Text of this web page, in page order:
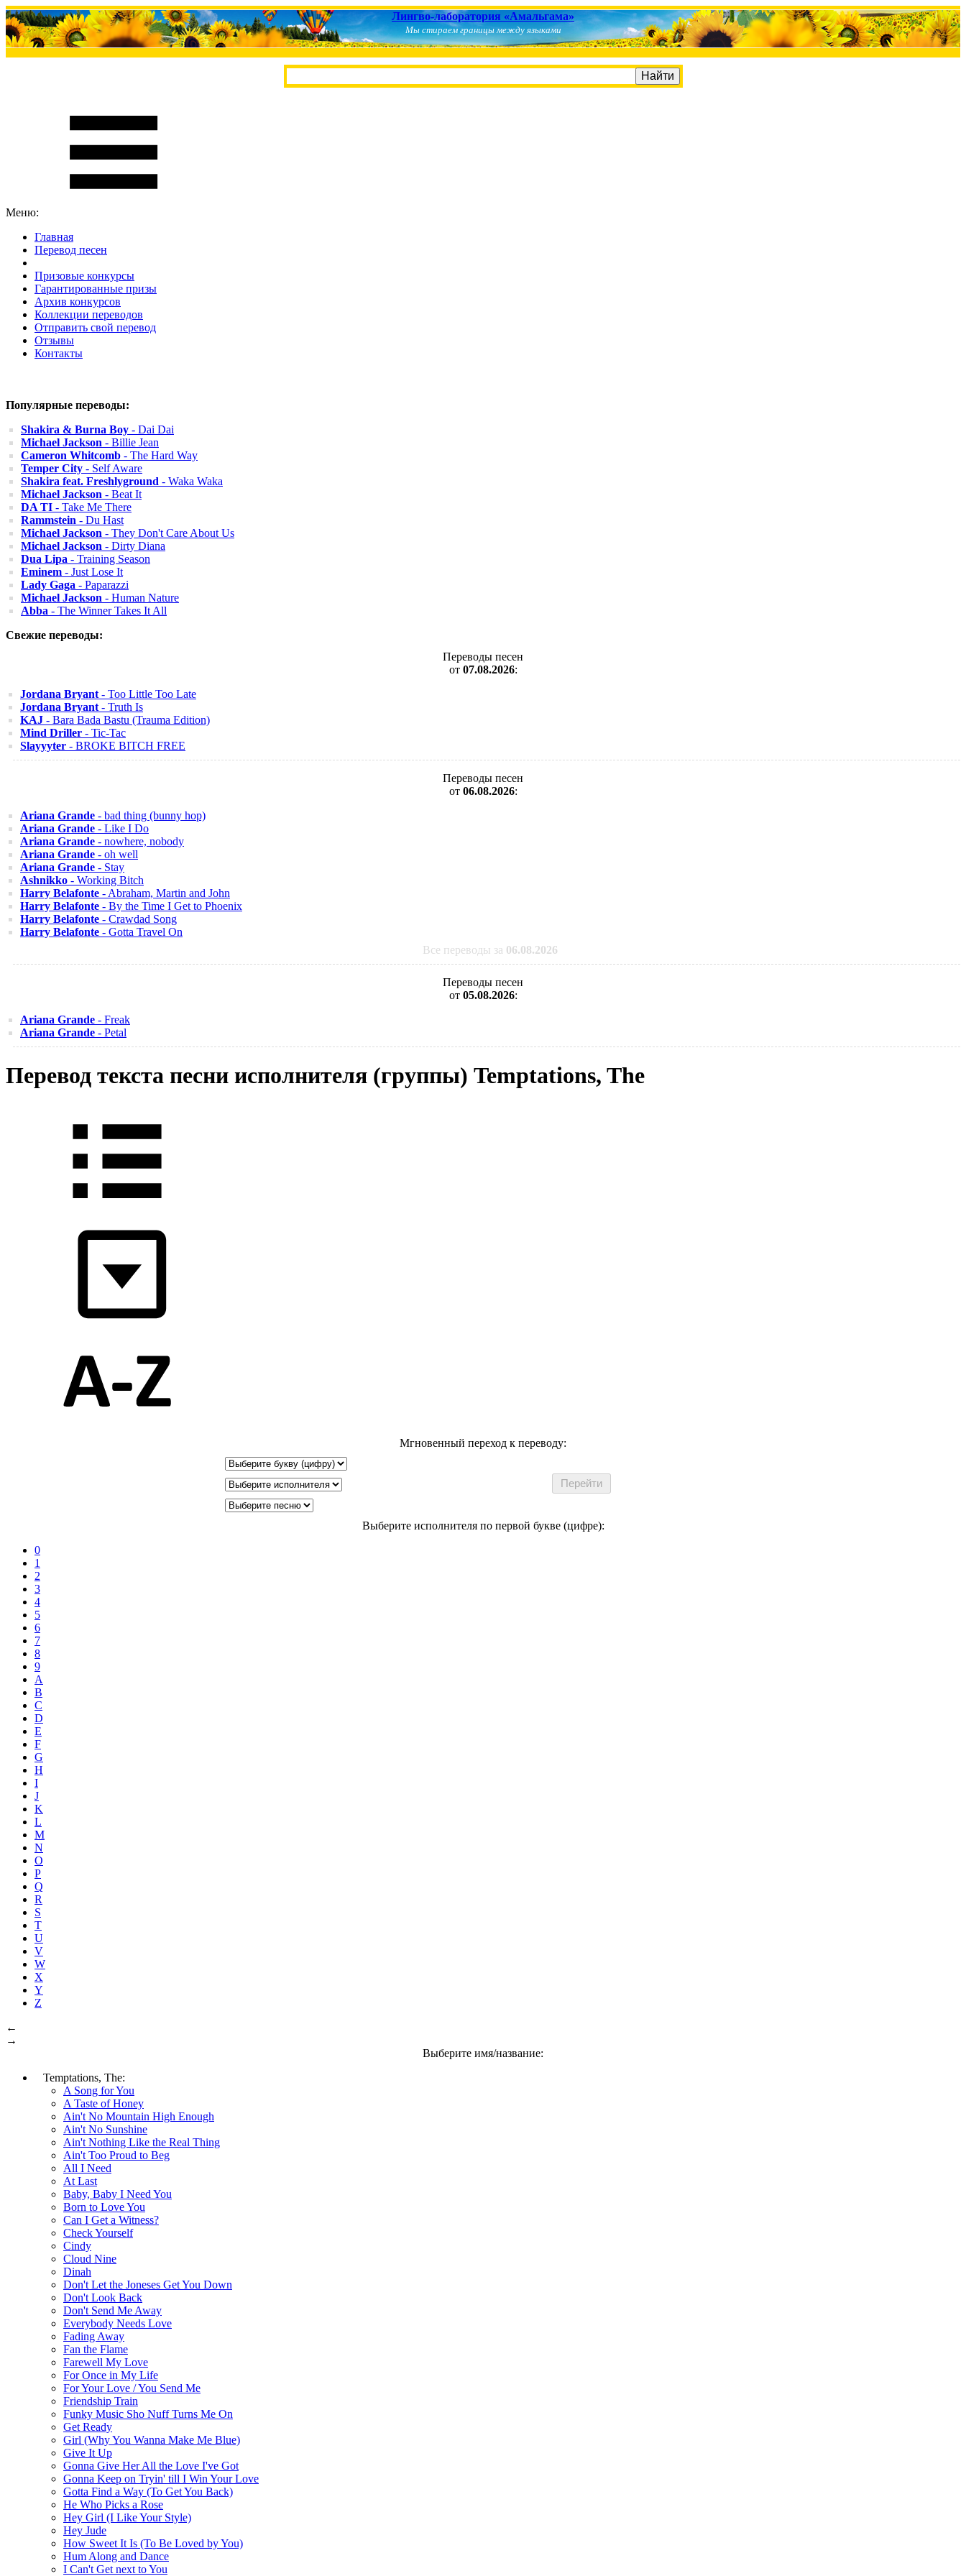
Лингво-лаборатория «Амальгама»
Мы стираем границы между языками
Меню:
Главная
Перевод песен
Призовые конкурсы
Гарантированные призы
Архив конкурсов
Коллекции переводов
Отправить свой перевод
Отзывы
Контакты
Популярные переводы:
Shakira & Burna Boy - Dai Dai
Michael Jackson - Billie Jean
Cameron Whitcomb - The Hard Way
Temper City - Self Aware
Shakira feat. Freshlyground - Waka Waka
Michael Jackson - Beat It
DA TI - Take Me There
Rammstein - Du Hast
Michael Jackson - They Don't Care About Us
Michael Jackson - Dirty Diana
Dua Lipa - Training Season
Eminem - Just Lose It
Lady Gaga - Paparazzi
Michael Jackson - Human Nature
Abba - The Winner Takes It All
Свежие переводы:
Переводы песен
от 07.08.2026:
Jordana Bryant - Too Little Too Late
Jordana Bryant - Truth Is
KAJ - Bara Bada Bastu (Trauma Edition)
Mind Driller - Tic-Tac
Slayyyter - BROKE BITCH FREE
Переводы песен
от 06.08.2026:
Ariana Grande - bad thing (bunny hop)
Ariana Grande - Like I Do
Ariana Grande - nowhere, nobody
Ariana Grande - oh well
Ariana Grande - Stay
Ashnikko - Working Bitch
Harry Belafonte - Abraham, Martin and John
Harry Belafonte - By the Time I Get to Phoenix
Harry Belafonte - Crawdad Song
Harry Belafonte - Gotta Travel On
Все переводы за 06.08.2026
Переводы песен
от 05.08.2026:
Ariana Grande - Freak
Ariana Grande - Petal
Перевод текста песни исполнителя (группы) Temptations, The
Мгновенный переход к переводу:
Выберите исполнителя по первой букве (цифре):
0
1
2
3
4
5
6
7
8
9
A
B
C
D
E
F
G
H
I
J
K
L
M
N
O
P
Q
R
S
T
U
V
W
X
Y
Z
←
→
Выберите имя/название:
Temptations, The:
A Song for You
A Taste of Honey
Ain't No Mountain High Enough
Ain't No Sunshine
Ain't Nothing Like the Real Thing
Ain't Too Proud to Beg
All I Need
At Last
Baby, Baby I Need You
Born to Love You
Can I Get a Witness?
Check Yourself
Cindy
Cloud Nine
Dinah
Don't Let the Joneses Get You Down
Don't Look Back
Don't Send Me Away
Everybody Needs Love
Fading Away
Fan the Flame
Farewell My Love
For Once in My Life
For Your Love / You Send Me
Friendship Train
Funky Music Sho Nuff Turns Me On
Get Ready
Girl (Why You Wanna Make Me Blue)
Give It Up
Gonna Give Her All the Love I've Got
Gonna Keep on Tryin' till I Win Your Love
Gotta Find a Way (To Get You Back)
He Who Picks a Rose
Hey Girl (I Like Your Style)
Hey Jude
How Sweet It Is (To Be Loved by You)
Hum Along and Dance
I Can't Get next to You